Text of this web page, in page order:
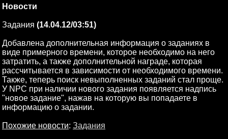
Новости
Задания (14.04.12/03:51)
Добавлена дополнительная информация о заданиях в
виде примерного времени, которое необходимо на него
затратить, а также дополнительной награде, которая
рассчитывается в зависимости от необходимого времени.
Также, теперь поиск невыполненных заданий стал проще.
У NPC при наличии нового задания появляется надпись
"новое задание", нажав на которую вы попадаете в
информацию о задании.
Похожие новости: Задания